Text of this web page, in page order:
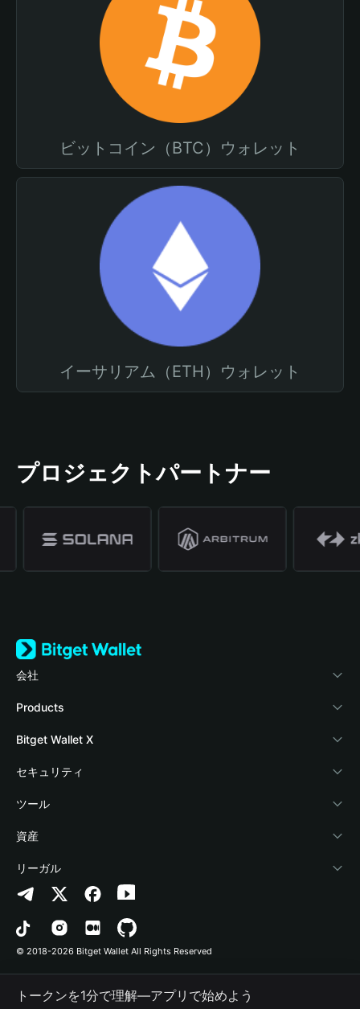
ビットコイン（BTC）ウォレット
イーサリアム（ETH）ウォレット
プロジェクトパートナー
会社
Bitget Walletについて
ブログ
アカデミー
暗号資産ニュース
Help Center
お問い合わせ
ブランドリソース
キャリア
Products
Crypto Card
Stablecoin Earn
Payfi Crypto
Crypto Swap API
Altcoin Season Index
Prediction Markets
DApp
RWA
Bitget Wallet X
デベロッパー
ウォレットを接続
Bitget Wallet Pay
プロジェクトを掲載
セキュリティ
保護基金
セキュリティ技術
ツール
暗号資産を購入
認証検出
コントラクト検出
一括送金
資産
Arbitrum
Avalanche
Bitcoin
Polygon
リーガル
プライバシーポリシー
利用規約
© 2018-2026 Bitget Wallet All Rights Reserved
トークンを1分で理解―アプリで始めよう